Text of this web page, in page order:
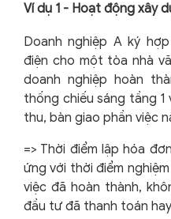
Ví dụ 1 - Hoạt động xây
Doanh nghiệp A ký
điện cho một tòa nhà
doanh nghiệp hoàn
thống chiếu sáng tầng
thu, bàn giao phần việc
=> Thời điểm lập hóa
ứng với thời điểm
việc đã hoàn thành,
đầu tư đã thanh toán